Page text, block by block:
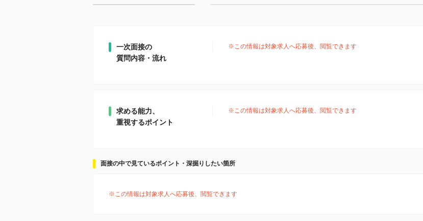
一次面接の
質問内容・流れ
※この情報は対象求人へ応募後、閲覧できます
求める能力、
重視するポイント
※この情報は対象求人へ応募後、閲覧できます
面接の中で見ているポイント・深掘りしたい箇所
※この情報は対象求人へ応募後、閲覧できます